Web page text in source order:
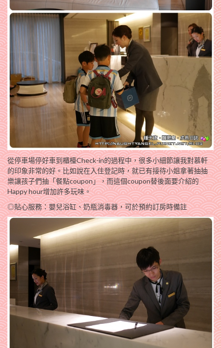
從停車場停好車到櫃檯Check-in的過程中，很多小細節讓我對慕軒
的印象非常的好。比如說在入住登記時，就已有接待小姐拿著抽抽
樂讓孩子們抽「餐點coupon」，而這個coupon替後面要介紹的
Happy hour增加許多玩味。
◎貼心服務：嬰兒浴缸、奶瓶消毒器，可於預約訂房時備註